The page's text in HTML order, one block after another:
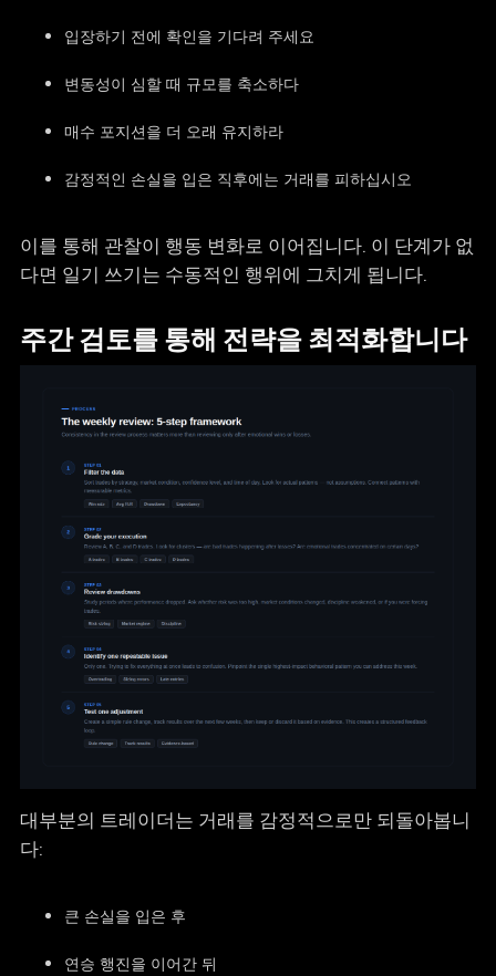
입장하기 전에 확인을 기다려 주세요
변동성이 심할 때 규모를 축소하다
매수 포지션을 더 오래 유지하라
감정적인 손실을 입은 직후에는 거래를 피하십시오
이를 통해 관찰이 행동 변화로 이어집니다. 이 단계가 없
다면 일기 쓰기는 수동적인 행위에 그치게 됩니다.
주간 검토를 통해 전략을 최적화합니다
대부분의 트레이더는 거래를 감정적으로만 되돌아봅니
다:
큰 손실을 입은 후
연승 행진을 이어간 뒤